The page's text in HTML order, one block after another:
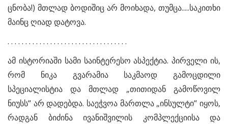
ცნობა!) მთლად ბოდიშიც არ მოიხადა, თუმცა.....საკითხი
მაინც ღიად დატოვა.
. . . . . . . . . . . . . . . . . . . . . . . . . . . . . . . . . .
ამ ისტორიაში სამი საინტერესო ასპექტია. პირველი ის,
რომ ნიკა გვარამია საკმაოდ გამოცდილი
სპეციალისტია და მთლად „თითიდან გამოწოვილ
ნიუსს“ არ დადებდა. საეჭვოა მართლა „ინსულტი“ იყოს,
რადგან ბიძინა ივანიშვილის კომპლექციისა და